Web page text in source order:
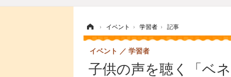
› イベント › 学習者 › 記事
子供の声を聴く「ベ
イベント 学習者